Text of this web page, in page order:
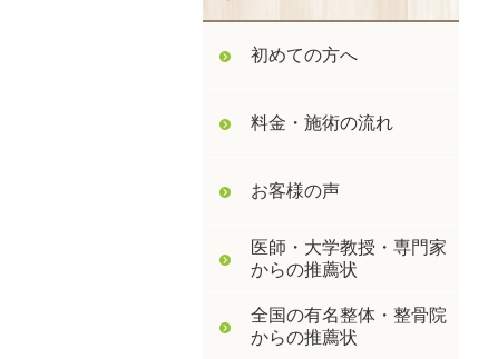
初めての方へ
料金・施術の流れ
お客様の声
医師・大学教授・専門家
からの推薦状
全国の有名整体・整骨院
からの推薦状